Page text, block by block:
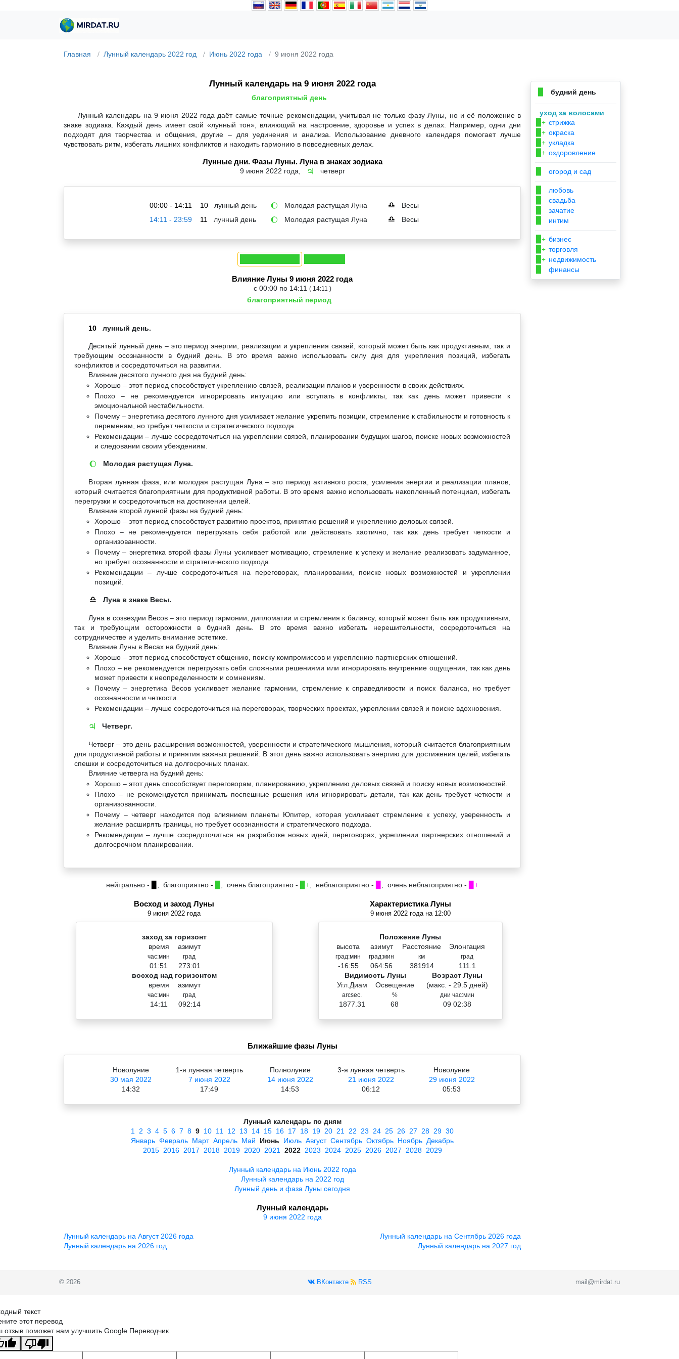
Главная Лунный календарь 2022 год Июнь 2022 года 9 июня 2022 года
Лунный календарь на 9 июня 2022 года
благоприятный день
Лунный календарь на 9 июня 2022 года даёт самые точные рекомендации, учитывая не только фазу Луны, но и её положение в
знаке зодиака. Каждый день имеет свой «лунный тон», влияющий на настроение, здоровье и успех в делах. Например, одни дни
подходят для творчества и общения, другие – для уединения и анализа. Использование дневного календаря помогает лучше
чувствовать ритм, избегать лишних конфликтов и находить гармонию в повседневных делах.
Лунные дни. Фазы Луны. Луна в знаках зодиака
9 июня 2022 года, ♃ четверг
00:00 - 14:11 10 лунный день 🌔 Молодая растущая Луна ♎
Весы
14:11 - 23:59
11 лунный день 🌔 Молодая растущая Луна ♎ Весы
Влияние Луны 9 июня 2022 года
с 00:00 по 14:11 ( 14:11 )
благоприятный период
10 лунный день.
Десятый лунный день – это период энергии, реализации и укрепления связей, который может быть как продуктивным, так и
требующим осознанности в будний день. В это время важно использовать силу дня для укрепления позиций, избегать
конфликтов и сосредоточиться на развитии.
Влияние десятого лунного дня на будний день:
Хорошо – этот период способствует укреплению связей, реализации планов и уверенности в своих действиях.
Плохо – не рекомендуется игнорировать интуицию или вступать в конфликты, так как день может привести к
эмоциональной нестабильности.
Почему – энергетика десятого лунного дня усиливает желание укрепить позиции, стремление к стабильности и готовность к
переменам, но требует четкости и стратегического подхода.
Рекомендации – лучше сосредоточиться на укреплении связей, планировании будущих шагов, поиске новых возможностей
и следовании своим убеждениям.
🌔 Молодая растущая Луна.
Вторая лунная фаза, или молодая растущая Луна – это период активного роста, усиления энергии и реализации планов,
который считается благоприятным для продуктивной работы. В это время важно использовать накопленный потенциал, избегать
перегрузки и сосредоточиться на достижении целей.
Влияние второй лунной фазы на будний день:
Хорошо – этот период способствует развитию проектов, принятию решений и укреплению деловых связей.
Плохо – не рекомендуется перегружать себя работой или действовать хаотично, так как день требует четкости и
организованности.
Почему – энергетика второй фазы Луны усиливает мотивацию, стремление к успеху и желание реализовать задуманное,
но требует осознанности и стратегического подхода.
Рекомендации – лучше сосредоточиться на переговорах, планировании, поиске новых возможностей и укреплении
позиций.
♎ Луна в знаке Весы.
Луна в созвездии Весов – это период гармонии, дипломатии и стремления к балансу, который может быть как продуктивным,
так и требующим осторожности в будний день. В это время важно избегать нерешительности, сосредоточиться на
сотрудничестве и уделить внимание эстетике.
Влияние Луны в Весах на будний день:
Хорошо – этот период способствует общению, поиску компромиссов и укреплению партнерских отношений.
Плохо – не рекомендуется перегружать себя сложными решениями или игнорировать внутренние ощущения, так как день
может привести к неопределенности и сомнениям.
Почему – энергетика Весов усиливает желание гармонии, стремление к справедливости и поиск баланса, но требует
осознанности и четкости.
Рекомендации – лучше сосредоточиться на переговорах, творческих проектах, укреплении связей и поиске вдохновения.
♃ Четверг.
Четверг – это день расширения возможностей, уверенности и стратегического мышления, который считается благоприятным
для продуктивной работы и принятия важных решений. В этот день важно использовать энергию для достижения целей, избегать
спешки и сосредоточиться на долгосрочных планах.
Влияние четверга на будний день:
Хорошо – этот день способствует переговорам, планированию, укреплению деловых связей и поиску новых возможностей.
Плохо – не рекомендуется принимать поспешные решения или игнорировать детали, так как день требует четкости и
организованности.
Почему – четверг находится под влиянием планеты Юпитер, которая усиливает стремление к успеху, уверенность и
желание расширять границы, но требует осознанности и стратегического подхода.
Рекомендации – лучше сосредоточиться на разработке новых идей, переговорах, укреплении партнерских отношений и
долгосрочном планировании.
нейтрально - , благоприятно - , очень благоприятно - ▉+ , неблагоприятно - , очень неблагоприятно - ▉+
Восход и заход Луны
9 июня 2022 года
заход за горизонт
время
час:мин
01:51
азимут
град
273:01
восход над горизонтом
время
час:мин
14:11
азимут
град
092:14
Характеристика Луны
9 июня 2022 года на 12:00
Положение Луны
высота
град:мин
-16:55
азимут
град:мин
064:56
Расстояние
км
381914
Элонгация
град
111.1
Видимость Луны
Угл.Диам
arcsec.
1877.31
Освещение
%
68
Возраст Луны
(макс. - 29.5 дней)
дни час:мин
09 02:38
Ближайшие фазы Луны
Новолуние
30 мая 2022
14:32
1-я лунная четверть
7 июня 2022
17:49
Полнолуние
14 июня 2022
14:53
3-я лунная четверть
21 июня 2022
06:12
Новолуние
29 июня 2022
05:53
Лунный календарь по дням
1
2 3 4 5 6 7 8 9 10 11 12 13 14 15 16 17 18 19 20 21 22 23 24 25 26 27 28 29 30
Январь Февраль Март Апрель Май Июнь Июль Август Сентябрь Октябрь Ноябрь Декабрь
2015 2016 2017 2018 2019 2020 2021 2022 2023 2024 2025 2026 2027 2028 2029
Лунный календарь на Июнь 2022 года
Лунный календарь на 2022 год
Лунный день и фаза Луны сегодня
Лунный календарь
9 июня 2022 года
Лунный календарь на Август 2026 года
Лунный календарь на 2026 год
Лунный календарь на Сентябрь 2026 года
Лунный календарь на 2027 год
будний день
уход за волосами
▉+ стрижка
▉+ окраска
▉+ укладка
▉+ оздоровление
огород и сад
любовь
свадьба
зачатие
интим
▉+ бизнес
▉+ торговля
▉+ недвижимость
финансы
© 2026 ВКонтакте RSS mail@mirdat.ru
текст
этот перевод
отзыв поможет нам улучшить Google Переводчик